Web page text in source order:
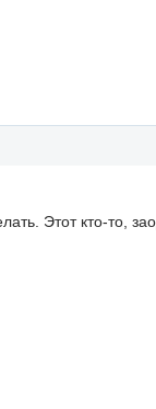
Этот кто-то,